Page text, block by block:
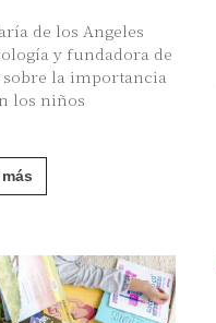
de los Angeles
y fundadora de
la importancia
los niños